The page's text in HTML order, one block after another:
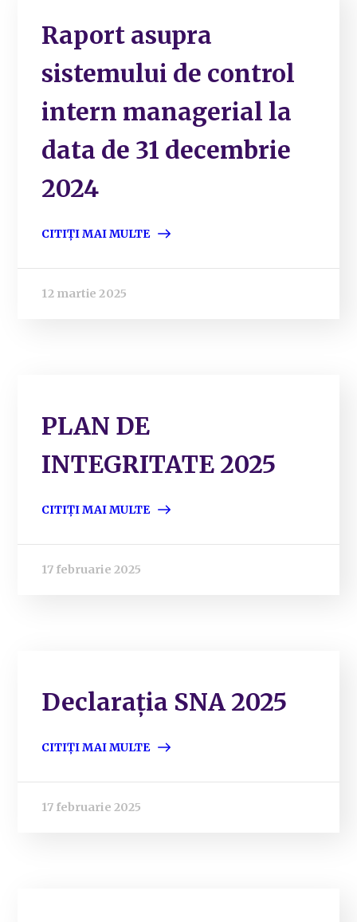
Raport asupra
sistemului de control
intern managerial la
data de 31 decembrie
2024
CITIȚI MAI MULTE
12 martie 2025
PLAN DE
INTEGRITATE 2025
CITIȚI MAI MULTE
17 februarie 2025
Declarația SNA 2025
CITIȚI MAI MULTE
17 februarie 2025